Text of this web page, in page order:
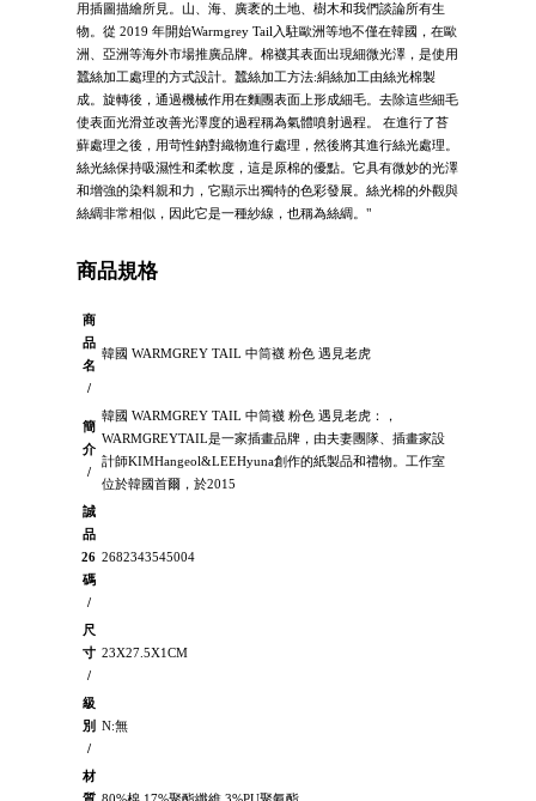
用插圖描繪所見。山、海、廣袤的土地、樹木和我們談論所有生
物。從 2019 年開始Warmgrey Tail入駐歐洲等地不僅在韓國，在歐
洲、亞洲等海外市場推廣品牌。棉襪其表面出現細微光澤，是使用
蠶絲加工處理的方式設計。蠶絲加工方法:絹絲加工由絲光棉製
成。旋轉後，通過機械作用在麵團表面上形成細毛。去除這些細毛
使表面光滑並改善光澤度的過程稱為氣體噴射過程。 在進行了苔
蘚處理之後，用苛性鈉對織物進行處理，然後將其進行絲光處理。
絲光絲保持吸濕性和柔軟度，這是原棉的優點。它具有微妙的光澤
和增強的染料親和力，它顯示出獨特的色彩發展。絲光棉的外觀與
絲綢非常相似，因此它是一種紗線，也稱為絲綢。"
商品規格
商
品
名
/
韓國 WARMGREY TAIL 中筒襪 粉色 遇見老虎
簡
介
/
韓國 WARMGREY TAIL 中筒襪 粉色 遇見老虎：，
WARMGREYTAIL是一家插畫品牌，由夫妻團隊、插畫家設
計師KIMHangeol&LEEHyuna創作的紙製品和禮物。工作室
位於韓國首爾，於2015
誠
品
26
碼
/
2682343545004
尺
寸
/
23X27.5X1CM
級
別
/
N:無
材